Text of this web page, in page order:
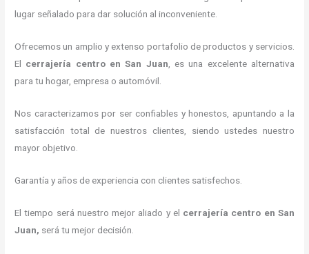
lugar señalado para dar solución al inconveniente.
Ofrecemos un amplio y extenso portafolio de productos y servicios.
El cerrajería centroen San Juan, es una excelente alternativa
para tu hogar, empresa o automóvil.
Nos caracterizamos por ser confiables y honestos, apuntando a la
satisfacción total de nuestros clientes, siendo ustedes nuestro
mayor objetivo.
Garantía y años de experiencia con clientes satisfechos.
El tiempo será nuestro mejor aliado y el cerrajería centro en San
Juan, será tu mejor decisión.